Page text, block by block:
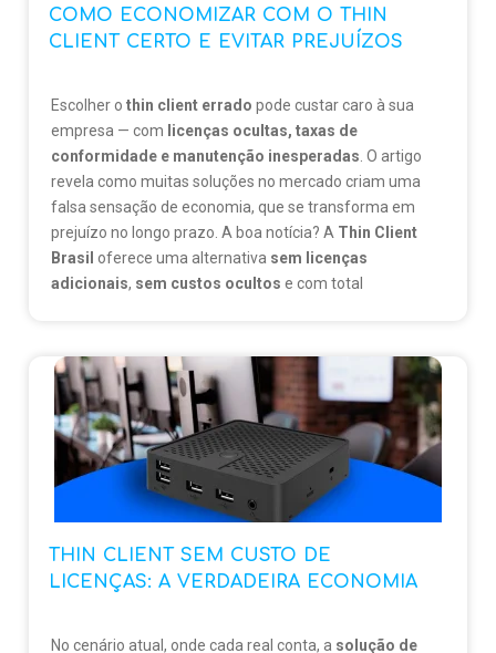
COMO ECONOMIZAR COM O THIN
CLIENT CERTO E EVITAR PREJUÍZOS
Escolher o thin client errado pode custar caro à sua
empresa — com licenças ocultas, taxas de
conformidade e manutenção inesperadas . O artigo
revela como muitas soluções no mercado criam uma
falsa sensação de economia, que se transforma em
prejuízo no longo prazo. A boa notícia? A Thin Client
Brasil oferece uma alternativa sem licenças
adicionais, sem custos ocultos e com total
armadilhas e escolha uma solução inteligente desde o
início.
👉Descubramaisem:thinclientbrasil.com
THIN CLIENT SEM CUSTO DE
LICENÇAS: A VERDADEIRA ECONOMIA
No cenário atual, onde cada real conta, a solução de